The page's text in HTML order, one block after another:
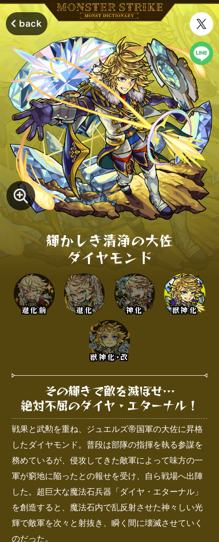
輝かしき清浄の大佐
ダイヤモンド
進化前 進化 神化 獣神化
獣神化･改
その輝きで敵を滅ぼせ…
絶対不屈のダイヤ・エターナル！
戦果と武勲を重ね、ジュエルズ帝国軍の大佐に昇格
したダイヤモンド。普段は部隊の指揮を執る参謀を
務めているが、侵攻してきた敵軍によって味方の一
軍が窮地に陥ったとの報せを受け、自ら戦場へ出陣
した。超巨大な魔法石兵器「ダイヤ・エターナル」
を創造すると、魔法石内で乱反射させた神々しい光
輝で敵軍を次々と射抜き、瞬く間に壊滅させていく
のだった。